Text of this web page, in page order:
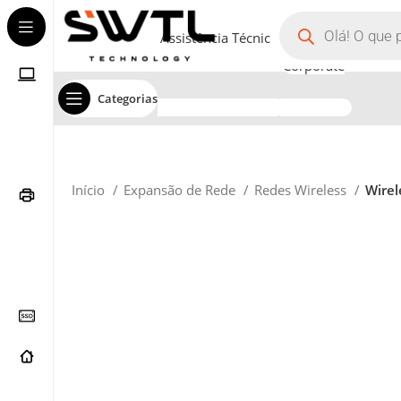
Categorias
Assistência Técnica
Corporate
Início Expansão de Rede Redes Wireless